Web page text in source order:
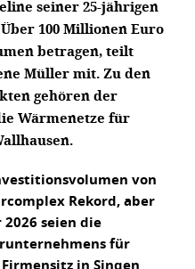
seiner 25-jährigen
100 Millionen Euro
betragen, teilt
Müller mit. Zu den
gehören der
Wärmenetze für
von
Rekord, aber
seien die
für
in Singen